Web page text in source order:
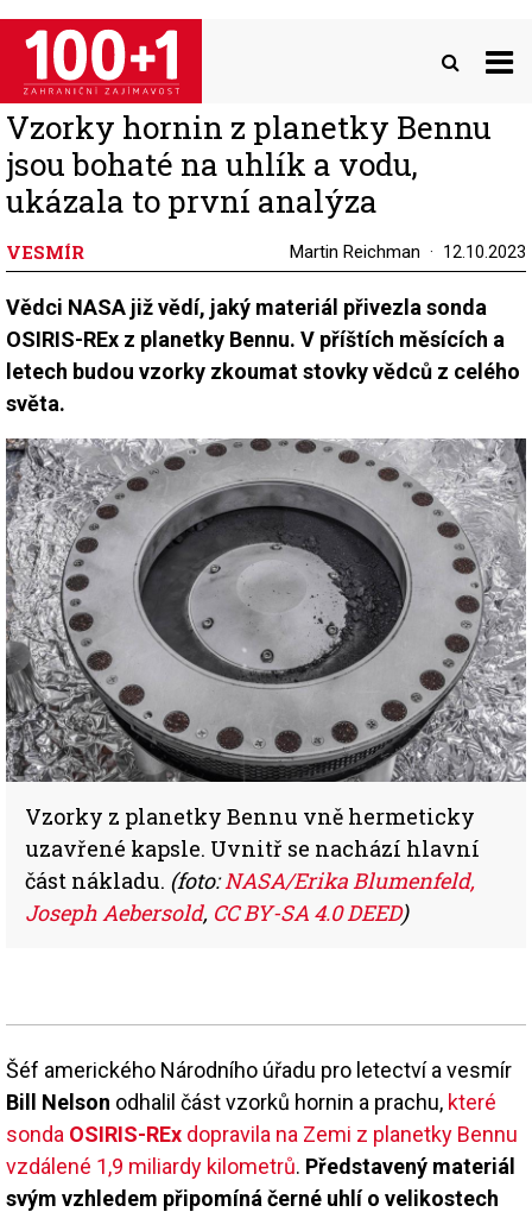
Přejít
hlavnímu
obsahu
Vzorky hornin z planetky Bennu
jsou bohaté na uhlík a vodu,
ukázala to první analýza
VESMÍR Martin Reichman 12.10.2023
Vědci NASA již vědí, jaký materiál přivezla sonda
OSIRIS-REx z planetky Bennu. V příštích měsících a
letech budou vzorky zkoumat stovky vědců z celého
světa.
Vzorky z planetky Bennu vně hermeticky
uzavřené kapsle. Uvnitř se nachází hlavní
část nákladu. (foto:NASA/Erika Blumenfeld,
Joseph Aebersold, CC BY-SA 4.0 DEED)
Šéf amerického Národního úřadu pro letectví a vesmír
Bill Nelson odhalil část vzorků hornin a prachu, které
sonda OSIRIS-REx dopravila na Zemi z planetky Bennu
vzdálené 1,9 miliardy kilometrů. Představený materiál
svým vzhledem připomíná černé uhlí o velikostech